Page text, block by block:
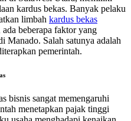
kardus bekas. Banyak pelaku
limbah kardus bekas
beberapa faktor yang
Manado. Salah satunya adalah
pemerintah.
bisnis sangat memengaruhi
menetapkan pajak tinggi